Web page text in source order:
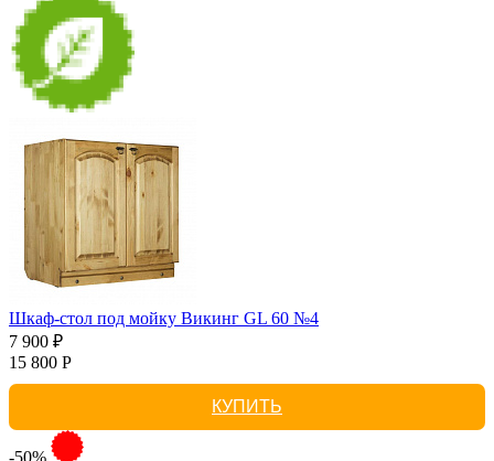
Шкаф-стол под мойку Викинг GL 60 №4
7 900 ₽
15 800 Р
КУПИТЬ
-50%